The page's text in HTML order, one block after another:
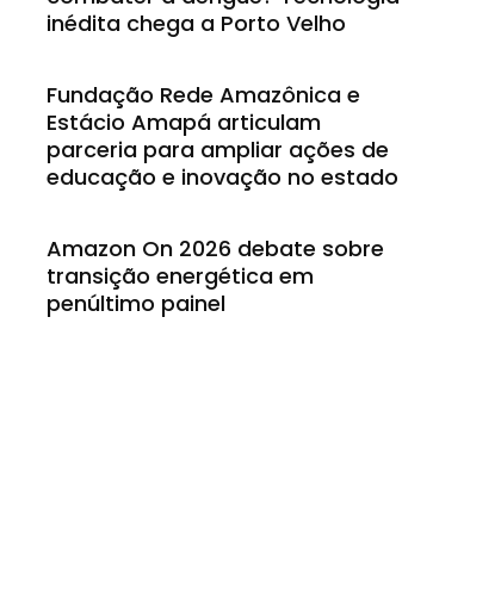
inédita chega a Porto Velho
Fundação Rede Amazônica e
Estácio Amapá articulam
parceria para ampliar ações de
educação e inovação no estado
Amazon On 2026 debate sobre
transição energética em
penúltimo painel